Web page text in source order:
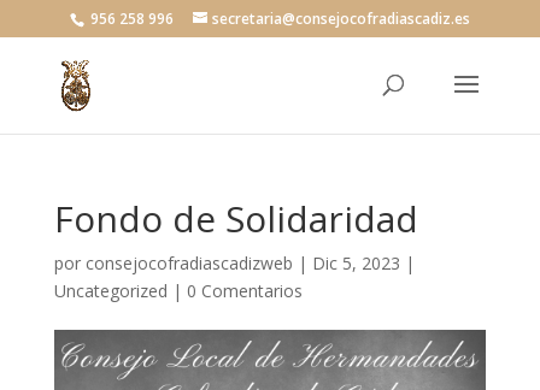
956 258 996 secretaria@consejocofradiascadiz.es
Fondo de Solidaridad
por consejocofradiascadizweb | Dic 5, 2023 |
Uncategorized | 0 Comentarios